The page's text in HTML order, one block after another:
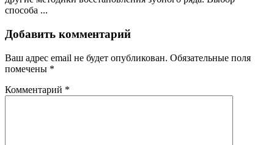
способа ...
Добавить комментарий
Ваш адрес email не будет опубликован. Обязательные поля
помечены *
Комментарий *